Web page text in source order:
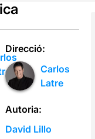
Direcció:
Carlos
Latre
Autoria:
David Lillo